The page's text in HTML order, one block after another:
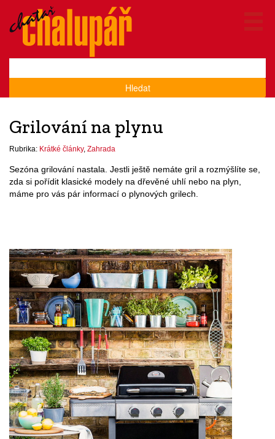
Hledat
Grilování na plynu
Rubrika: Krátké články, Zahrada
Sezóna grilování nastala. Jestli ještě nemáte gril a rozmýšlíte se,
zda si pořídit klasické modely na dřevěné uhlí nebo na plyn,
máme pro vás pár informací o plynových grilech.